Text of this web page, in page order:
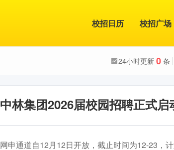
校招日历 校招广场
24小时更新 0 条
中林集团2026届校园招聘正式启
网申通道自12月12日开放，截止时间为12-23，